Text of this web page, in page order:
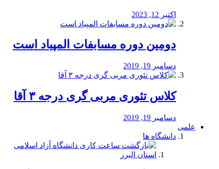
اکتبر 12, 2023
دومین دوره مسابفات المپیاد است
دسامبر 19, 2019
کلاس تئوری مربی گری درجه ۳ آقا
دسامبر 19, 2019
علمی
دانشگاه ها